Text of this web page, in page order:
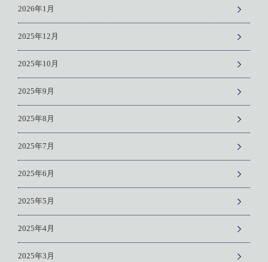
2026年1月
2025年12月
2025年10月
2025年9月
2025年8月
2025年7月
2025年6月
2025年5月
2025年4月
2025年3月